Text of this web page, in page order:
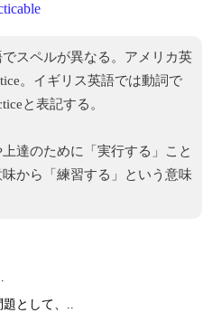
スペルが異なる。アメリカ英
。イギリス英語では動詞で
と表記する。
達のために「実行する」こと
から「練習する」という意味
として、..